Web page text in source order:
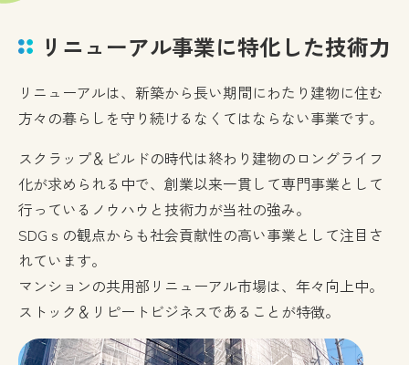
リニューアル事業に特化した技術力
リニューアルは、新築から長い期間にわたり建物に住む
方々の暮らしを守り続けるなくてはならない事業です。
スクラップ＆ビルドの時代は終わり建物のロングライフ
化が求められる中で、創業以来一貫して専門事業として
行っているノウハウと技術力が当社の強み。
SDGｓの観点からも社会貢献性の高い事業として注目さ
れています。
マンションの共用部リニューアル市場は、年々向上中。
ストック＆リピートビジネスであることが特徴。